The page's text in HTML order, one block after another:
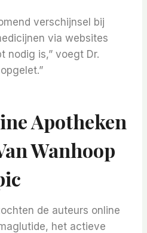
verschijnsel bij
via websites
nodig is,” voegt Dr.
Apotheken
Wanhoop
de auteurs online
het actieve